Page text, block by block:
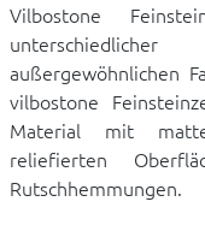
Vilbostone
außergewöhnlichen
vilbostone
Material mit
reliefierten
Rutschhemmungen.